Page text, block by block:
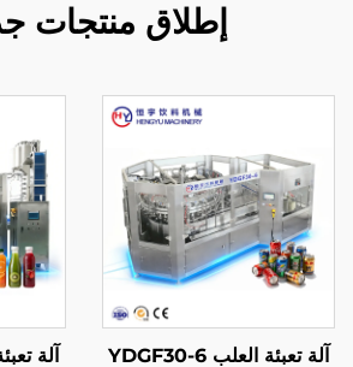
إطلاق منتجات
آلة تعبئة العلب YDGF30-6
آلة